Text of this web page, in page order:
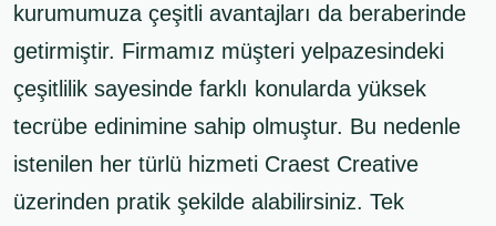
kurumumuza çeşitli avantajları da beraberinde
getirmiştir. Firmamız müşteri yelpazesindeki
çeşitlilik sayesinde farklı konularda yüksek
tecrübe edinimine sahip olmuştur. Bu nedenle
istenilen her türlü hizmeti Craest Creative
üzerinden pratik şekilde alabilirsiniz. Tek